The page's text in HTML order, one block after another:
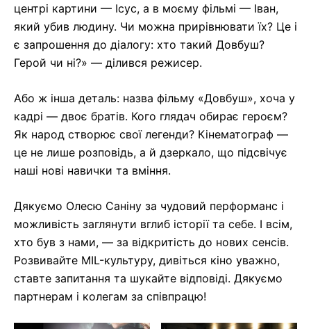
центрі картини — Ісус, а в моєму фільмі — Іван,
який убив людину. Чи можна прирівнювати їх? Це і
є запрошення до діалогу: хто такий Довбуш?
Герой чи ні?» — ділився режисер.
Або ж інша деталь: назва фільму «Довбуш», хоча у
кадрі — двоє братів. Кого глядач обирає героєм?
Як народ створює свої легенди? Кінематограф —
це не лише розповідь, а й дзеркало, що підсвічує
наші нові навички та вміння.
Дякуємо Олесю Саніну за чудовий перформанс і
можливість заглянути вглиб історії та себе. І всім,
хто був з нами, — за відкритість до нових сенсів.
Розвивайте MIL-культуру, дивіться кіно уважно,
ставте запитання та шукайте відповіді. Дякуємо
партнерам і колегам за співпрацю!